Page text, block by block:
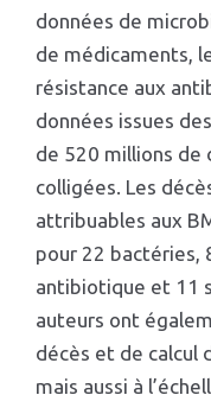
données de
de médicaments,
résistance aux
données issues
de 520 millions de
colligées. Les
attribuables aux
pour 22 bactéries,
antibiotique et 11
auteurs ont
décès et de calcul
mais aussi à